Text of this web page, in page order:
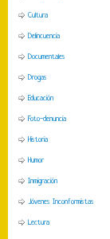
Cultura
Delincuencia
Documentales
Drogas
Educación
Foto-denuncia
Historia
Humor
Inmigración
Jóvenes Inconformistas
Lectura